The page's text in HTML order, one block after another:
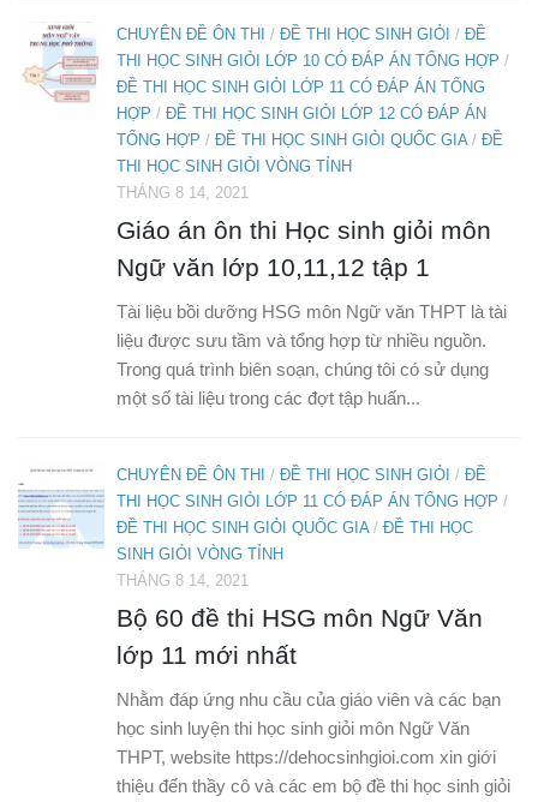
CHUYÊN ĐỀ ÔN THI / ĐỀ THI HỌC SINH GIỎI / ĐỀ
THI HỌC SINH GIỎI LỚP 10 CÓ ĐÁP ÁN TỔNG HỢP /
ĐỀ THI HỌC SINH GIỎI LỚP 11 CÓ ĐÁP ÁN TỔNG
HỢP / ĐỀ THI HỌC SINH GIỎI LỚP 12 CÓ ĐÁP ÁN
TỔNG HỢP / ĐỀ THI HỌC SINH GIỎI QUỐC GIA / ĐỀ
THI HỌC SINH GIỎI VÒNG TỈNH
THÁNG 8 14, 2021
Giáo án ôn thi Học sinh giỏi môn
Ngữ văn lớp 10,11,12 tập 1
Tài liệu bồi dưỡng HSG môn Ngữ văn THPT là tài
liệu được sưu tầm và tổng hợp từ nhiều nguồn.
Trong quá trình biên soạn, chúng tôi có sử dụng
một số tài liệu trong các đợt tập huấn...
CHUYÊN ĐỀ ÔN THI / ĐỀ THI HỌC SINH GIỎI / ĐỀ
THI HỌC SINH GIỎI LỚP 11 CÓ ĐÁP ÁN TỔNG HỢP /
ĐỀ THI HỌC SINH GIỎI QUỐC GIA / ĐỀ THI HỌC
SINH GIỎI VÒNG TỈNH
THÁNG 8 14, 2021
Bộ 60 đề thi HSG môn Ngữ Văn
lớp 11 mới nhất
Nhằm đáp ứng nhu cầu của giáo viên và các bạn
học sinh luyện thi học sinh giỏi môn Ngữ Văn
THPT, website https://dehocsinhgioi.com xin giới
thiệu đến thầy cô và các em bộ đề thi học sinh giỏi